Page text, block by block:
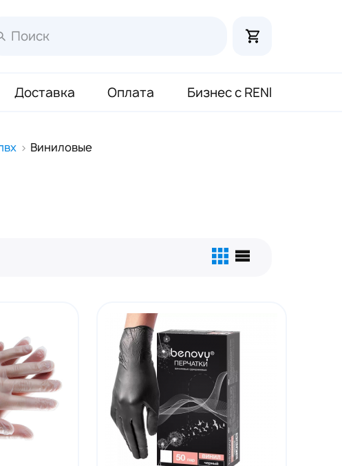
Доставка Оплата Бизнес с RENI
Виниловые